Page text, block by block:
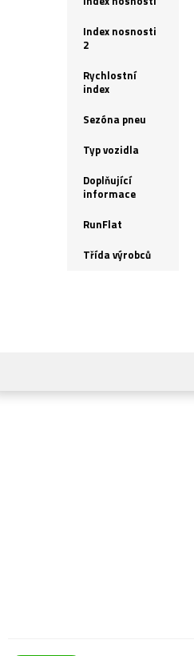
Index nosnosti
2
Rychlostní
index
Sezóna pneu
Typ vozidla
Doplňující
informace
RunFlat
Třída výrobců